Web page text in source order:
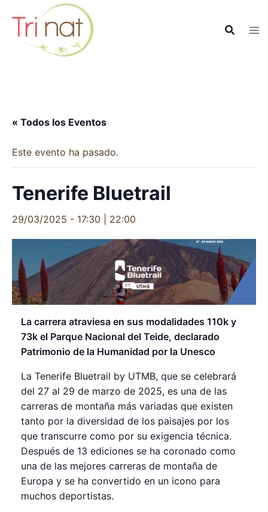
contenido
« Todos los Eventos
Este evento ha pasado.
Tenerife Bluetrail
29/03/2025 - 17:30 22:00
La carrera atraviesa en sus modalidades 110k y
73k el Parque Nacional del Teide, declarado
Patrimonio de la Humanidad por la Unesco
La Tenerife Bluetrail by UTMB, que se celebrará
del 27 al 29 de marzo de 2025, es una de las
carreras de montaña más variadas que existen
tanto por la diversidad de los paisajes por los
que transcurre como por su exigencia técnica.
Después de 13 ediciones se ha coronado como
una de las mejores carreras de montaña de
Europa y se ha convertido en un icono para
muchos deportistas.